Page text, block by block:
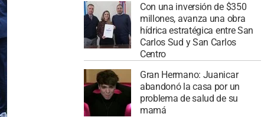
Con una inversión de $350
millones, avanza una obra
hídrica estratégica entre San
Carlos Sud y San Carlos
Centro
Gran Hermano: Juanicar
abandonó la casa por un
problema de salud de su
mamá